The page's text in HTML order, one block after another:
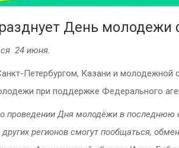
День
24 июня.
Петербургом, Казани и
при поддержке Федерального
проведении Дня молодёжи в последнюю
регионов смогут пообщаться,